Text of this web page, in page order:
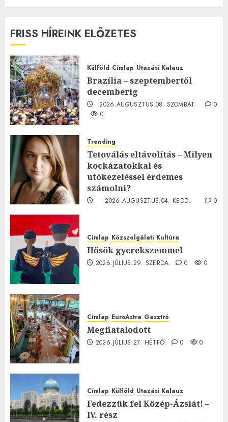
FRISS HÍREINK ELŐZETES
Külföld Címlap Utazási Kalauz
Brazília – szeptembertől
decemberig
2026.AUGUSZTUS.08. SZOMBAT.
0
0
Trending
Tetoválás eltávolítás – Milyen
kockázatokkal és
utókezeléssel érdemes
számolni?
2026.AUGUSZTUS.04. KEDD.
0
Címlap Közszolgálati Kultúra
Hősök gyerekszemmel
2026.JÚLIUS.29. SZERDA. 0 0
Címlap EuroAstra Gasztró
Megfiatalodott
2026.JÚLIUS.27. HÉTFŐ. 0 0
Címlap Külföld Utazási Kalauz
Fedezzük fel Közép-Ázsiát! –
IV. rész